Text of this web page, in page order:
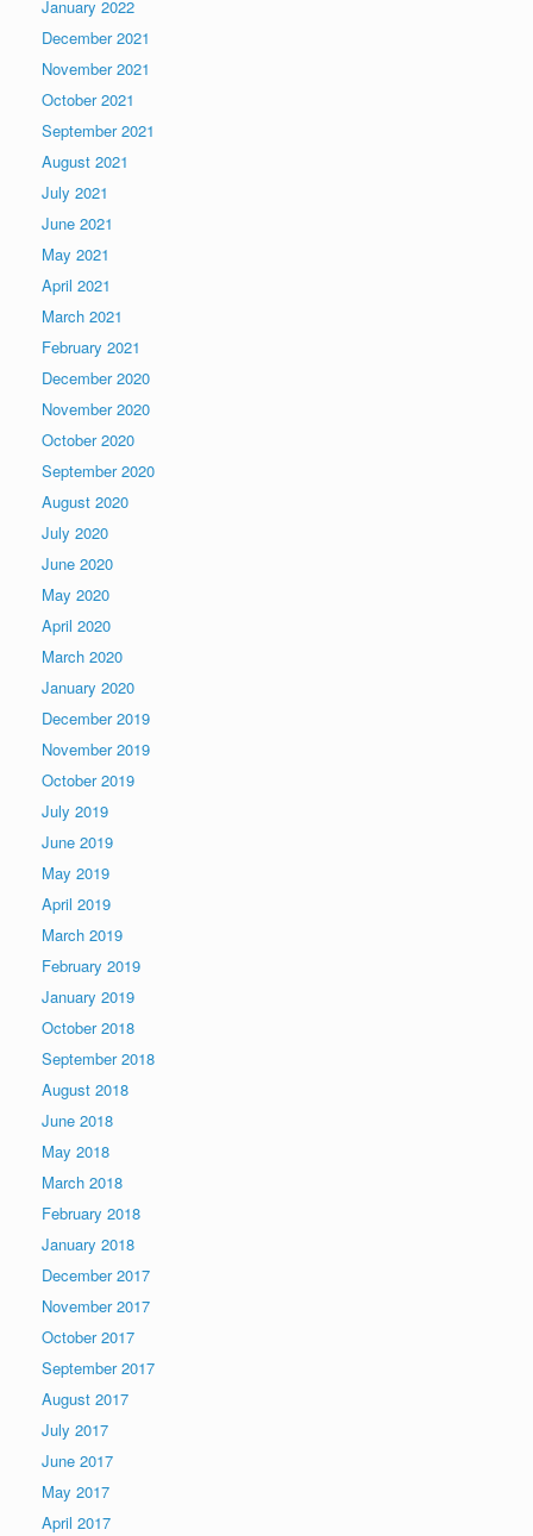
January 2022
December 2021
November 2021
October 2021
September 2021
August 2021
July 2021
June 2021
May 2021
April 2021
March 2021
February 2021
December 2020
November 2020
October 2020
September 2020
August 2020
July 2020
June 2020
May 2020
April 2020
March 2020
January 2020
December 2019
November 2019
October 2019
July 2019
June 2019
May 2019
April 2019
March 2019
February 2019
January 2019
October 2018
September 2018
August 2018
June 2018
May 2018
March 2018
February 2018
January 2018
December 2017
November 2017
October 2017
September 2017
August 2017
July 2017
June 2017
May 2017
April 2017